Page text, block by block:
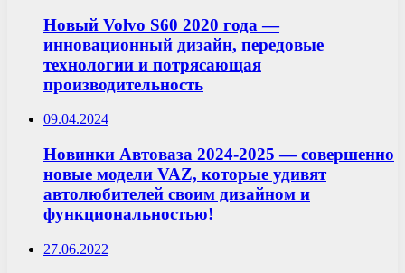
Новый Volvo S60 2020 года —
инновационный дизайн, передовые
технологии и потрясающая
производительность
09.04.2024
Новинки Автоваза 2024-2025 — совершенно
новые модели VAZ, которые удивят
автолюбителей своим дизайном и
функциональностью!
27.06.2022